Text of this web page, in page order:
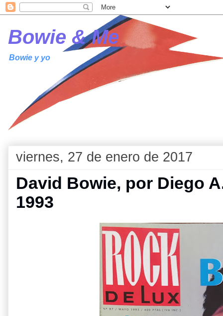
Bowie & Me
Bowie y yo
viernes, 27 de enero de 2017
David Bowie, por Diego
1993